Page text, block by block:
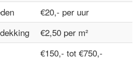
€20,- per uur
€2,50 per m²
€150,- tot €750,-